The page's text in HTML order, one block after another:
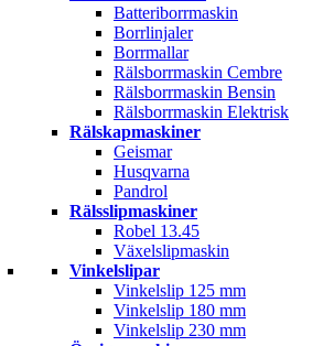
Batteriborrmaskin
Borrlinjaler
Borrmallar
Rälsborrmaskin Cembre
Rälsborrmaskin Bensin
Rälsborrmaskin Elektrisk
Rälskapmaskiner
Geismar
Husqvarna
Pandrol
Rälsslipmaskiner
Robel 13.45
Växelslipmaskin
Vinkelslipar
Vinkelslip 125 mm
Vinkelslip 180 mm
Vinkelslip 230 mm